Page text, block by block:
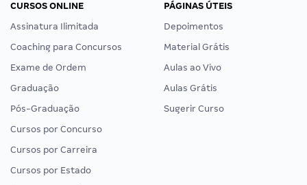
CURSOS ONLINE
Assinatura Ilimitada
Coaching para Concursos
Exame de Ordem
Graduação
Pós-Graduação
Cursos por Concurso
Cursos por Carreira
Cursos por Estado
PÁGINAS ÚTEIS
Depoimentos
Material Grátis
Aulas ao Vivo
Aulas Grátis
Sugerir Curso